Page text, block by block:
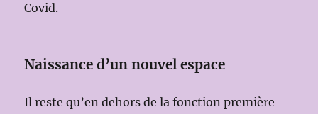
Covid.
Naissance d’un nouvel espace
Il reste qu’en dehors de la fonction première